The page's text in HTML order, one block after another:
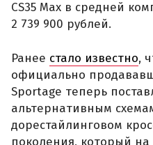
CS35 Max в средней
2 739 900 рублей.
Ранее стало известно,
официально
Sportage теперь
альтернативным
дорестайлинговом
поколения, который